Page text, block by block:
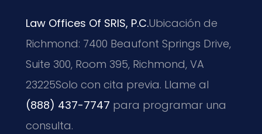
Law Offices Of SRIS, P.C.Ubicación de
Richmond: 7400 Beaufont Springs Drive,
Suite 300, Room 395, Richmond, VA
23225Solo con cita previa. Llame al
(888) 437-7747 para programar una
consulta.